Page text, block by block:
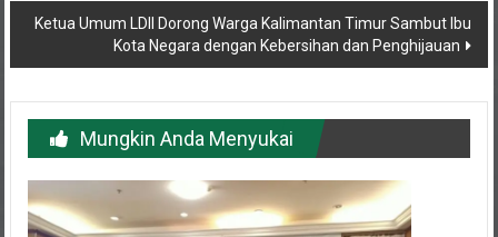
Ketua Umum LDII Dorong Warga Kalimantan Timur Sambut Ibu
Kota Negara dengan Kebersihan dan Penghijauan
Mungkin Anda Menyukai